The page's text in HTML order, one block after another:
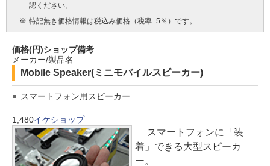
認ください。
※ 特記無き価格情報は税込み価格（税率=5％）です。
価格(円)ショップ備考
メーカー/製品名
Mobile Speaker(ミニモバイルスピーカー)
スマートフォン用スピーカー
1,480イケショップ
スマートフォンに「装
着」できる大型スピーカ
ー。